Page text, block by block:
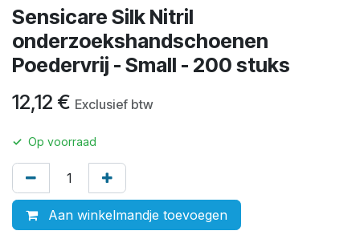
Sensicare Silk Nitril
onderzoekshandschoenen
Poedervrij - Small - 200 stuks
12,12 € Exclusief btw
✓ Op voorraad
Aan winkelmandje toevoegen